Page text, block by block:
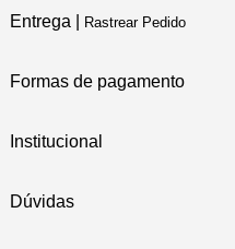
Entrega | Rastrear Pedido
Formas de pagamento
Institucional
Dúvidas